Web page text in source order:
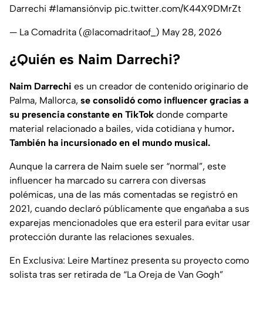
Darrechi #lamansiónvip pic.twitter.com/K44X9DMrZt
— La Comadrita (@lacomadritaof_) May 28, 2026
¿Quién es Naim Darrechi?
Naim Darrechi es un creador de contenido originario de
Palma, Mallorca, se consolidó como influencer gracias a
su presencia constante en TikTok donde comparte
material relacionado a bailes, vida cotidiana y humor.
También ha incursionado en el mundo musical.
Aunque la carrera de Naim suele ser “normal”, este
influencer ha marcado su carrera con diversas
polémicas, una de las más comentadas se registró en
2021, cuando declaró públicamente que engañaba a sus
exparejas mencionadoles que era esteril para evitar usar
protección durante las relaciones sexuales.
En Exclusiva: Leire Martínez presenta su proyecto como
solista tras ser retirada de “La Oreja de Van Gogh”